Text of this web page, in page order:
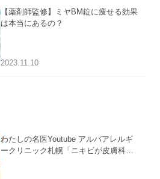
【薬剤師監修】ミヤBM錠に痩せる効果
は本当にあるの？
2023.11.10
わたしの名医Youtube アルバアレルギ
ークリニック札幌「ニキビが皮膚科で